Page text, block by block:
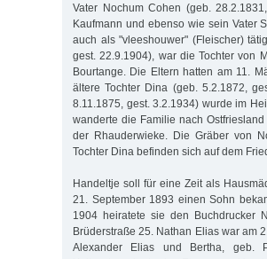
Vater Nochum Cohen (geb.
Kaufmann und ebenso wie sein Vater
auch als "vleeshouwer" (Fleischer)
gest. 22.9.1904), war die Tochter von
Bourtange. Die Eltern hatten am 11.
ältere Tochter Dina (geb. 5.2.1872,
8.11.1875, gest. 3.2.1934) wurde im
wanderte die Familie nach
der Rhauderwieke. Die Gräber von
Tochter Dina befinden sich auf dem
Handeltje soll für eine Zeit als
21. September 1893 einen Sohn
1904 heiratete sie den Buchdrucker
Brüderstraße 25. Nathan Elias war am
Alexander Elias und Bertha, geb.